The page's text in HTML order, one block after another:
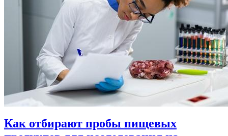
Как отбирают пробы пищевых